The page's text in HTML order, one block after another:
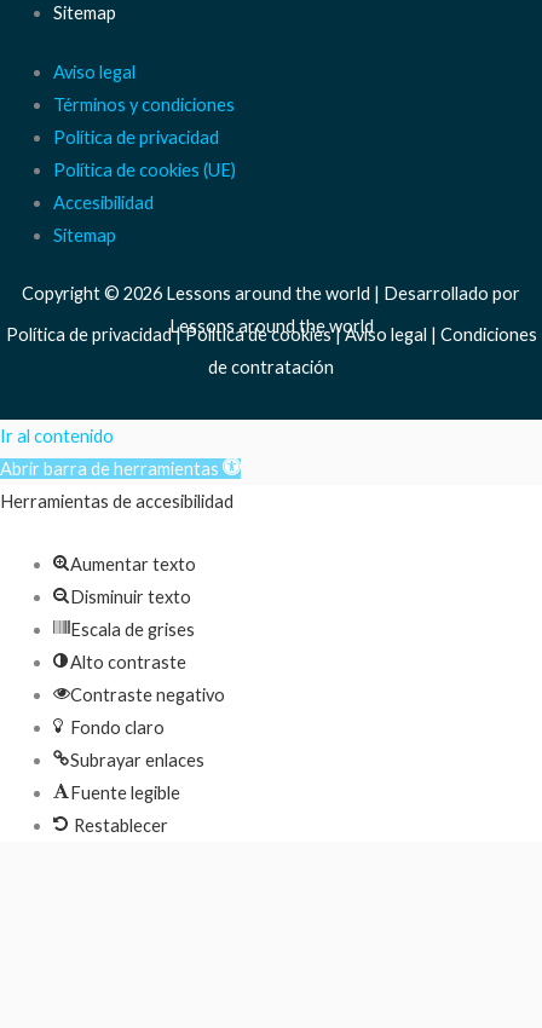
Sitemap
Aviso legal
Términos y condiciones
Política de privacidad
Política de cookies (UE)
Accesibilidad
Sitemap
Copyright © 2026 Lessons around the world | Desarrollado por
Lessons around the world
Política de privacidad|Politica de cookies|Aviso legal
Condiciones
de contratación
Ir al contenido
Abrir barra de herramientas
Herramientas de accesibilidad
Aumentar texto
Disminuir texto
Escala de grises
Alto contraste
Contraste negativo
Fondo claro
Subrayar enlaces
Fuente legible
Restablecer